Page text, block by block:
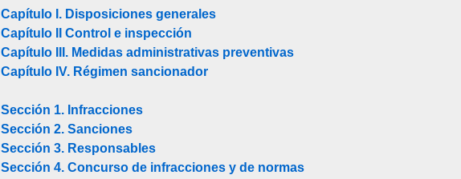
Capítulo I. Disposiciones generales
Capítulo II Control e inspección
Capítulo III. Medidas administrativas preventivas
Capítulo IV. Régimen sancionador
Sección 1. Infracciones
Sección 2. Sanciones
Sección 3. Responsables
Sección 4. Concurso de infracciones y de normas